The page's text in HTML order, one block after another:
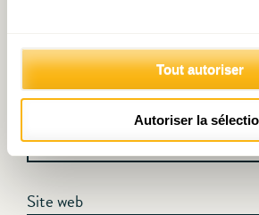
Tout autoriser
Autoriser la
Site web